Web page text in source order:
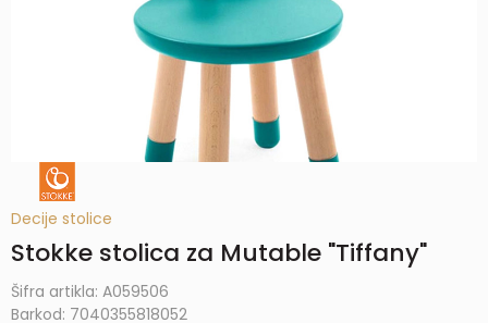
Decije stolice
Stokke stolica za Mutable "Tiffany"
Šifra artikla: A059506
Barkod: 7040355818052